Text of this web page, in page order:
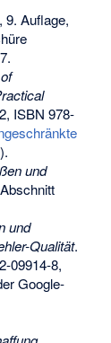
, 9. Auflage,
ISBN 978-
und
und
Qualität.
09914-8,
Google-